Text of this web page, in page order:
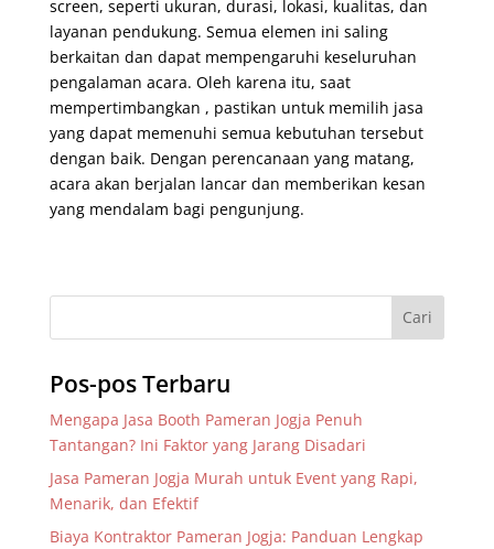
screen, seperti ukuran, durasi, lokasi, kualitas, dan
layanan pendukung. Semua elemen ini saling
berkaitan dan dapat mempengaruhi keseluruhan
pengalaman acara. Oleh karena itu, saat
mempertimbangkan , pastikan untuk memilih jasa
yang dapat memenuhi semua kebutuhan tersebut
dengan baik. Dengan perencanaan yang matang,
acara akan berjalan lancar dan memberikan kesan
yang mendalam bagi pengunjung.
Pos-pos Terbaru
Mengapa Jasa Booth Pameran Jogja Penuh
Tantangan? Ini Faktor yang Jarang Disadari
Jasa Pameran Jogja Murah untuk Event yang Rapi,
Menarik, dan Efektif
Biaya Kontraktor Pameran Jogja: Panduan Lengkap